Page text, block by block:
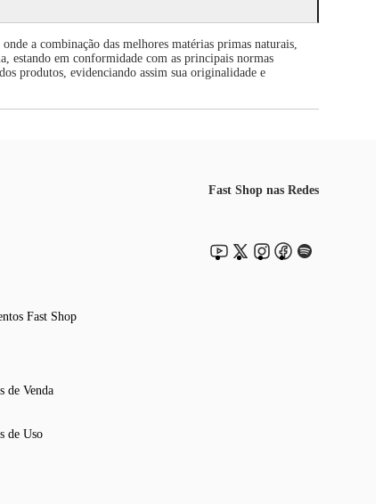
a combinação das melhores matérias primas naturais,
estando em conformidade com as principais normas
produtos, evidenciando assim sua originalidade e
Fast Shop
de Venda
de Uso
Fast Shop nas Redes